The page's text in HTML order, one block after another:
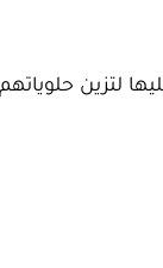
لتزين